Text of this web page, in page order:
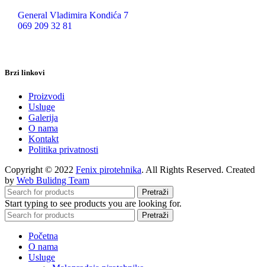
General Vladimira Kondića 7
069 209 32 81
Brzi linkovi
Proizvodi
Usluge
Galerija
O nama
Kontakt
Politika privatnosti
Copyright © 2022 Fenix pirotehnika. All Rights Reserved. Created
by Web Bulidng Team
Pretraži
Start typing to see products you are looking for.
Pretraži
Početna
O nama
Usluge